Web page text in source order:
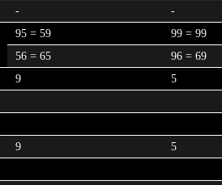
- -
95 = 59 99 = 99
56 = 65
96 = 69
9 5
9 5